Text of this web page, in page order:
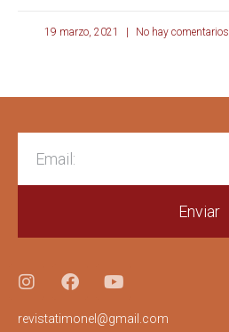
19 marzo, 2021 No hay comentarios
Enviar
revistatimonel@gmail.com